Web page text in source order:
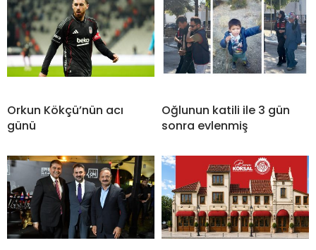
Orkun Kökçü’nün acı
günü
Oğlunun katili ile 3 gün
sonra evlenmiş